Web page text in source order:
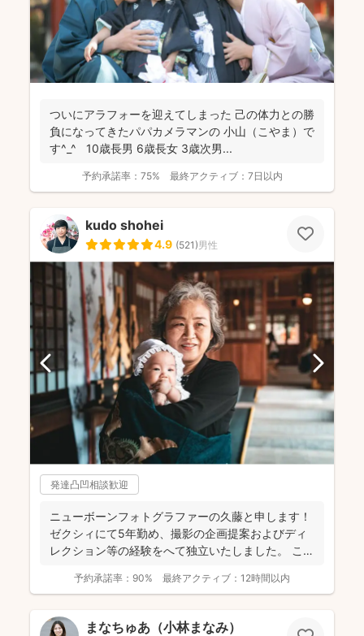
ついにアラフォーを迎えてしまった 己の体力との勝
負になってきたパパカメラマンの 小山（こやま）で
す^_^ 10歳長男 6歳長女 3歳次男...
予約承諾率： 75% 最終アクティブ： 7日以内
kudo shohei
4.9 (521)男性
発達凸凹相談歓迎
ニューボーンフォトグラファーの久藤と申します！
ゼクシィにて5年勤め、撮影の企画提案およびディ
レクション等の経験をへて独立いたしました。 これ
予約承諾率： 90% 最終アクティブ： 12時間以内
まなちゅあ（小林まなみ）